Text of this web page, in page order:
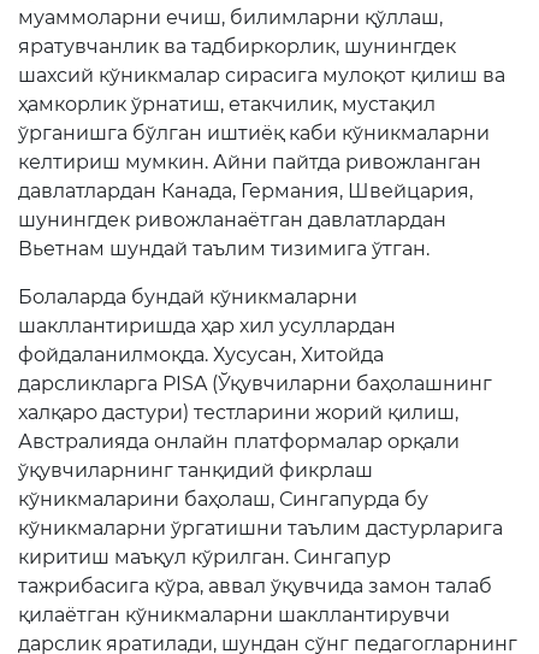
муаммоларни ечиш, билимларни қўллаш,
яратувчанлик ва тадбиркорлик, шунингдек
шахсий кўникмалар сирасига мулоқот қилиш ва
ҳамкорлик ўрнатиш, етакчилик, мустақил
ўрганишга бўлган иштиёқ каби кўникмаларни
келтириш мумкин. Айни пайтда ривожланган
давлатлардан Канада, Германия, Швейцария,
шунингдек ривожланаётган давлатлардан
Вьетнам шундай таълим тизимига ўтган.
Болаларда бундай кўникмаларни
шакллантиришда ҳар хил усуллардан
фойдаланилмоқда. Хусусан, Хитойда
дарсликларга PISA (Ўқувчиларни баҳолашнинг
халқаро дастури) тестларини жорий қилиш,
Австралияда онлайн платформалар орқали
ўқувчиларнинг танқидий фикрлаш
кўникмаларини баҳолаш, Сингапурда бу
кўникмаларни ўргатишни таълим дастурларига
киритиш маъқул кўрилган. Сингапур
тажрибасига кўра, аввал ўқувчида замон талаб
қилаётган кўникмаларни шакллантирувчи
дарслик яратилади, шундан сўнг педагогларнинг